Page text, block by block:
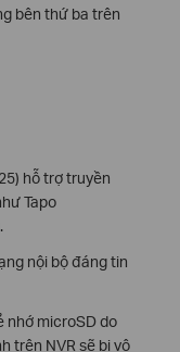
bên thứ ba trên
hỗ trợ truyền
Tapo
nội bộ đáng tin
nhớ microSD do
trên NVR sẽ bị vô